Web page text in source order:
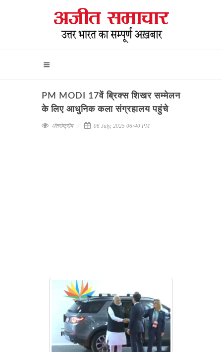
PM MODI 17वें ब्रिक्स शिखर सम्मेलन
के लिए आधुनिक कला संग्रहालय पहुंचे
अंतर्राष्ट्रीय 06 July, 2025 06:40 PM